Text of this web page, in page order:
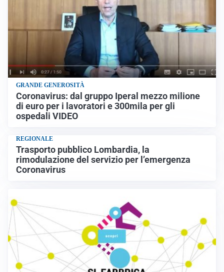
GRANDE GENEROSITÀ
Coronavirus: dal gruppo Iperal mezzo milione
di euro per i lavoratori e 300mila per gli
ospedali VIDEO
REGIONALE
Trasporto pubblico Lombardia, la
rimodulazione del servizio per l’emergenza
Coronavirus